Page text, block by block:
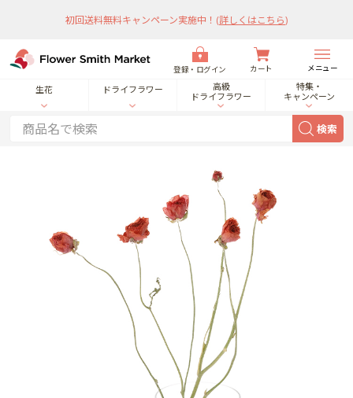
初回送料無料キャンペーン実施中！ (詳しくはこちら)
登録・ログイン カート メニュー
生花 ドライフラワー
高級
ドライフラワー
特集・
キャンペーン
検索